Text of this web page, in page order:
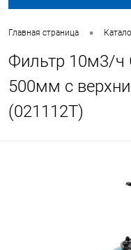
Главная страница •
Фильтр 10м3/ч
500мм с
(021112T)